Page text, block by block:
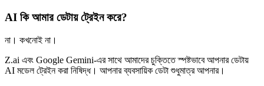
AI কি আমার ডেটায় ট্রেইন করে?
না। কখনোই না।
Z.ai এবং Google Gemini-এর সাথে আমাদের চুক্তিতে স্পষ্টভাবে আপনার ডেটায়
AI মডেল ট্রেইন করা নিষিদ্ধ। আপনার ব্যবসায়িক ডেটা শুধুমাত্র আপনার।